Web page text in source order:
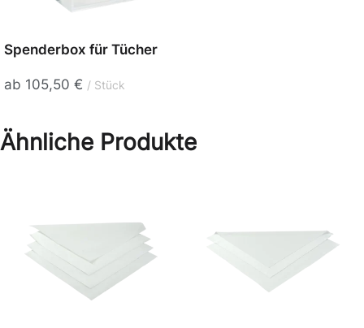
Spenderbox für Tücher
ab 105,50 € Stück
Ähnliche Produkte